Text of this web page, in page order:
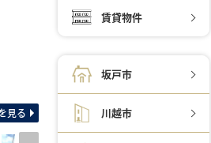
見る
賃貸物件
坂戸市
川越市